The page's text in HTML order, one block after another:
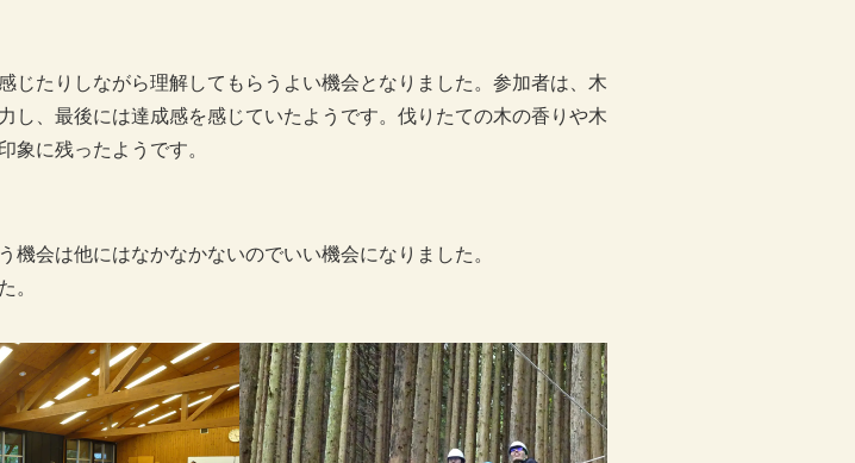
じたりしながら理解してもらうよい機会となりました。参加者は、木
し、最後には達成感を感じていたようです。伐りたての木の香りや木
象に残ったようです。
機会は他にはなかなかないのでいい機会になりました。
。